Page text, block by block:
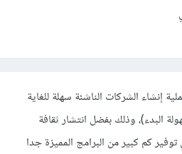
إنشاء الشركات الناشئة سهلة للغاية
البدء)، وذلك بفضل انتشار ثقافة
كم كبير من البرامج المميزة جدا